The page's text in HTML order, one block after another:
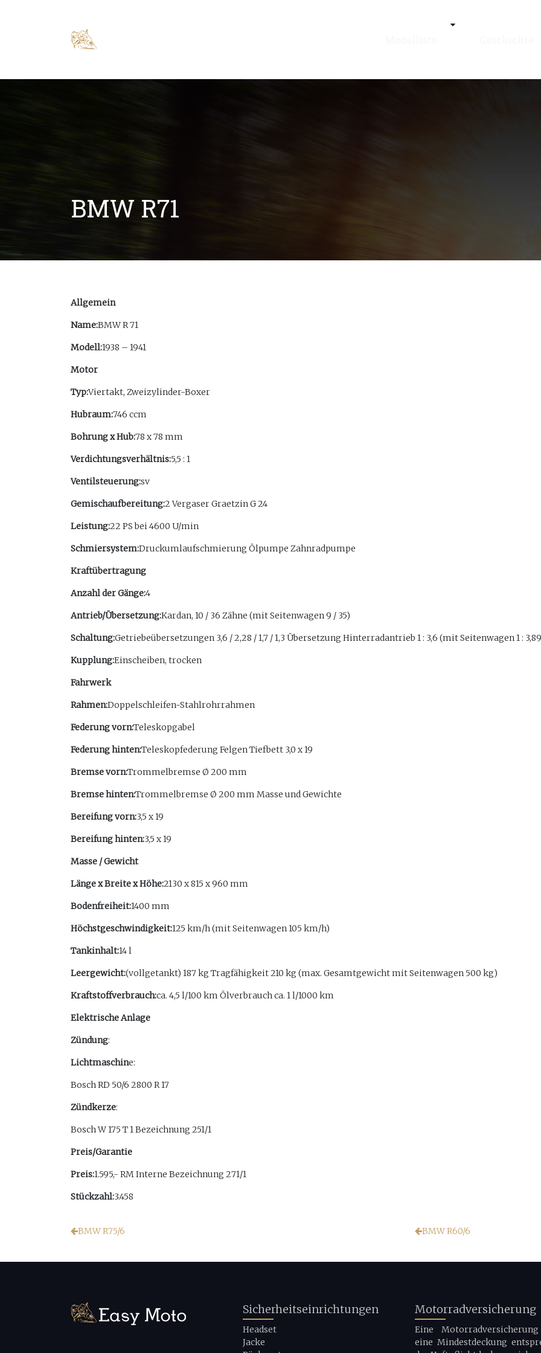
BMW R71
Allgemein
Name:BMW R 71
Modell:1938 – 1941
Motor
Typ:Viertakt, Zweizylinder-Boxer
Hubraum:746 ccm
Bohrung x Hub:78 x 78 mm
Verdichtungsverhältnis:5,5 : 1
Ventilsteuerung:sv
Gemischaufbereitung:2 Vergaser Graetzin G 24
Leistung:22 PS bei 4600 U/min
Schmiersystem:Druckumlaufschmierung Ölpumpe Zahnradpumpe
Kraftübertragung
Anzahl der Gänge:4
Antrieb/Übersetzung:Kardan, 10 / 36 Zähne (mit Seitenwagen 9 / 35)
Schaltung:Getriebeübersetzungen 3,6 / 2,28 / 1,7 / 1,3 Übersetzung Hinterradantrieb 1 : 3,6 (mit Seitenwagen 1 :
Kupplung:Einscheiben, trocken
Fahrwerk
Rahmen:Doppelschleifen-Stahlrohrrahmen
Federung vorn:Teleskopgabel
Federung hinten:Teleskopfederung Felgen Tiefbett 3,0 x 19
Bremse vorn:Trommelbremse Ø 200 mm
Bremse hinten:Trommelbremse Ø 200 mm Masse und Gewichte
Bereifung vorn:3,5 x 19
Bereifung hinten:3,5 x 19
Masse / Gewicht
Länge x Breite x Höhe:2130 x 815 x 960 mm
Bodenfreiheit:1400 mm
Höchstgeschwindigkeit:125 km/h (mit Seitenwagen 105 km/h)
Tankinhalt:14 l
Leergewicht:(vollgetankt) 187 kg Tragfähigkeit 210 kg (max. Gesamtgewicht mit Seitenwagen 500 kg)
Kraftstoffverbrauch:ca. 4,5 l/100 km Ölverbrauch ca. 1 l/1000 km
Elektrische Anlage
Zündung:
Lichtmaschine:
Bosch RD 50/6 2800 R 17
Zündkerze:
Bosch W 175 T 1 Bezeichnung 251/1
Preis/Garantie
Preis:1.595,- RM Interne Bezeichnung 271/1
Stückzahl:3.458
BMW R75/6 BMW R60/6
Sicherheitseinrichtungen
Headset
Jacke
Motorradversicherung
Eine
eine Mindestdeckung